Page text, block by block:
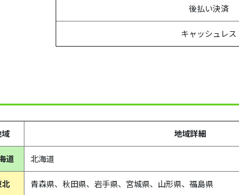
後払い決済
キャッシュレス
地域詳細
道 北海道
北 青森県、 秋田県、 岩手県、宮城県、山形県、福島県